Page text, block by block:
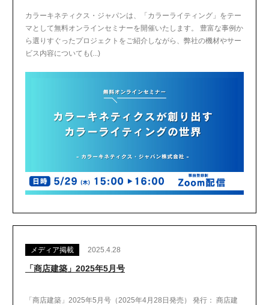
カラーキネティクス・ジャパンは、「カラーライティング」をテー
マとして無料オンラインセミナーを開催いたします。 豊富な事例か
ら選りすぐったプロジェクトをご紹介しながら、弊社の機材やサー
ビス内容についても(...)
メディア掲載 2025.4.28
「商店建築」2025年5月号
「商店建築」2025年5月号（2025年4月28日発売） 発行： 商店建